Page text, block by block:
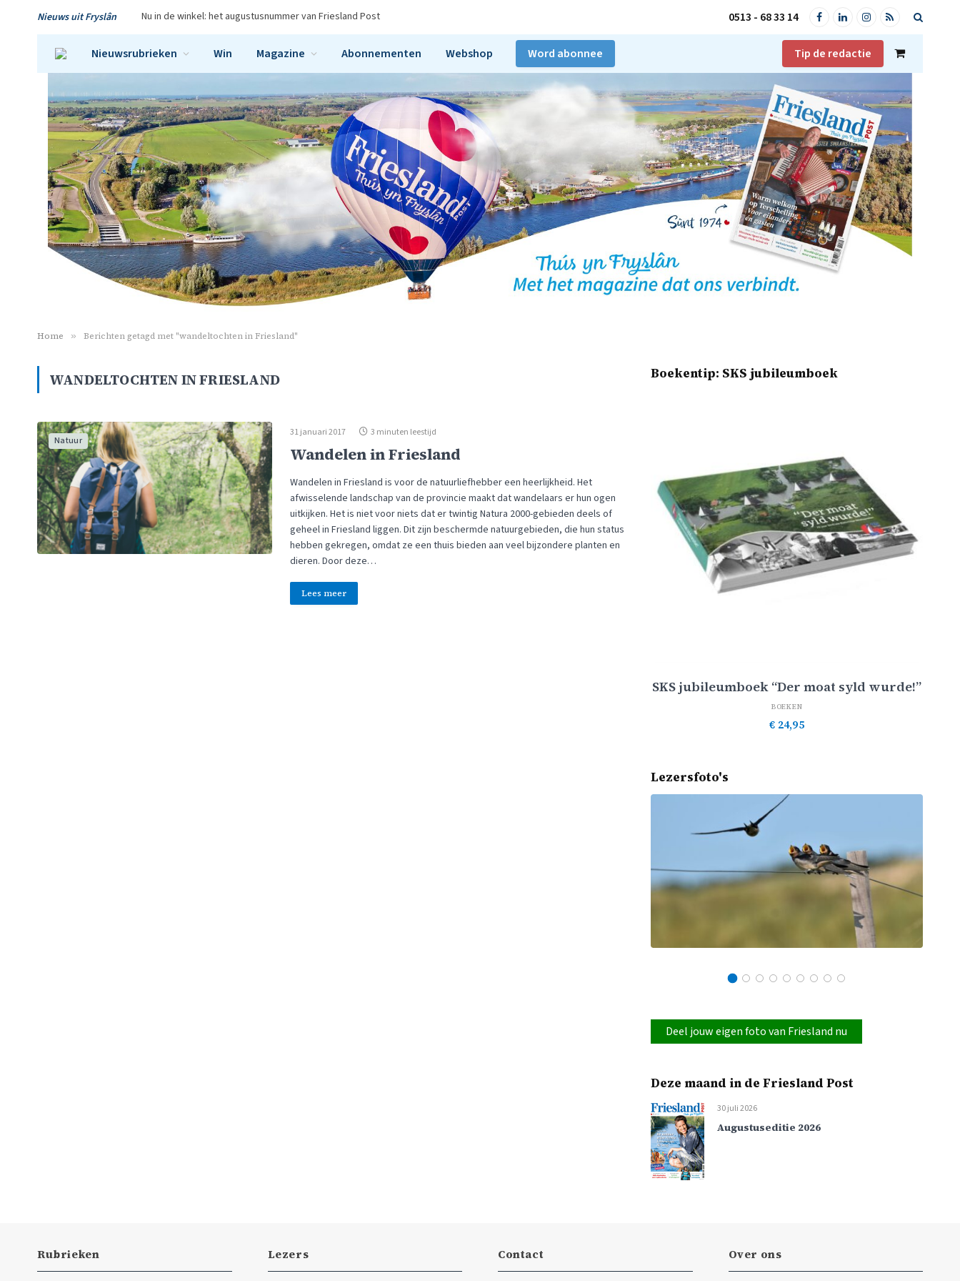
Nieuws uit Fryslân Nu in de winkel: het augustusnummer van Friesland Post 0513 - 68 33 14 FacebookLinkedInInstagram
RSS
Nieuwsrubrieken Win Magazine Abonnementen Webshop Word abonnee Tip de redactie
Shopping
Cart
Home » Berichten getagd met "wandeltochten in Friesland"
WANDELTOCHTEN IN FRIESLAND
Natuur
31 januari 2017 3 minuten leestijd
Wandelen in Friesland
Wandelen in Friesland is voor de natuurliefhebber een heerlijkheid. Het
afwisselende landschap van de provincie maakt dat wandelaars er hun ogen
uitkijken. Het is niet voor niets dat er twintig Natura 2000-gebieden deels of
geheel in Friesland liggen. Dit zijn beschermde natuurgebieden, die hun status
hebben gekregen, omdat ze een thuis bieden aan veel bijzondere planten en
dieren. Door deze…
Lees meer
Boekentip: SKS jubileumboek
SKS jubileumboek “Der moat syld wurde!”
BOEKEN
€ 24,95
Lezersfoto's
Deel jouw eigen foto van Friesland nu
Deze maand in de Friesland Post
30 juli 2026
Augustuseditie 2026
Rubrieken Lezers Contact Over ons